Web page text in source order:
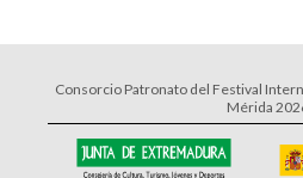
Consorcio Patronato del Festival
Mérida